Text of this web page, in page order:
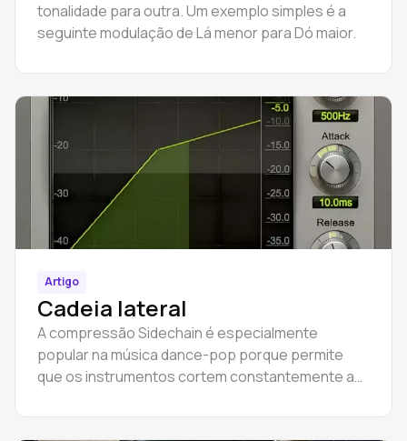
tonalidade para outra. Um exemplo simples é a
seguinte modulação de Lá menor para Dó maior.
Artigo
Cadeia lateral
A compressão Sidechain é especialmente
popular na música dance-pop porque permite
que os instrumentos cortem constantemente a